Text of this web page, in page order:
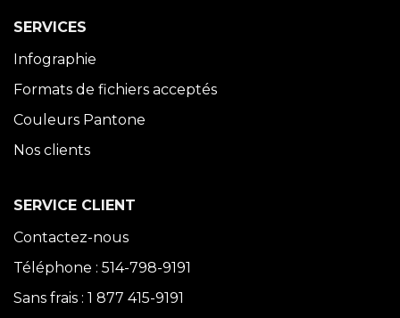
SERVICES
Infographie
Formats de fichiers acceptés
Couleurs Pantone
Nos clients
SERVICE CLIENT
Contactez-nous
Téléphone : 514-798-9191
Sans frais : 1 877 415-9191